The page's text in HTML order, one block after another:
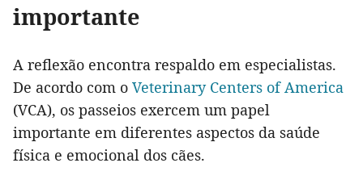
importante
A reflexão encontra respaldo em especialistas.
De acordo com o Veterinary Centers of America
(VCA), os passeios exercem um papel
importante em diferentes aspectos da saúde
física e emocional dos cães.